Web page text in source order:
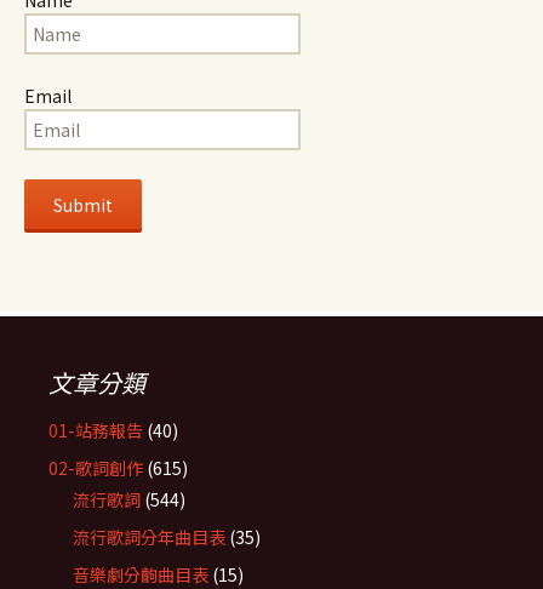
Email
文章分類
01-站務報告 (40)
02-歌詞創作 (615)
流行歌詞 (544)
流行歌詞分年曲目表 (35)
音樂劇分齣曲目表 (15)